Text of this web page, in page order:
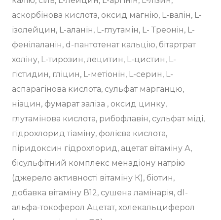
аскорбінова кислота, оксид магнію, L-валін, L-
ізолейцин, L-аланін, L-глутамін, L- Треонін, L-
фенілаланін, d-пантотенат кальцію, бітартрат
холіну, L-тирозин, лецитин, L-цистин, L-
гістидин, гліцин, L-метіонін, L-серин, L-
аспарагінова кислота, сульфат марганцю,
ніацин, фумарат заліза , оксид цинку,
глутамінова кислота, рибофлавін, сульфат міді,
гідрохлорид тіаміну, фолієва кислота,
піридоксин гідрохлорид, ацетат вітаміну А,
бісульфітний комплекс менадіону натрію
(джерело активності вітаміну К), біотин,
добавка вітаміну В12, сушена ламінарія, dl-
альфа-токоферол Ацетат, холекальциферол